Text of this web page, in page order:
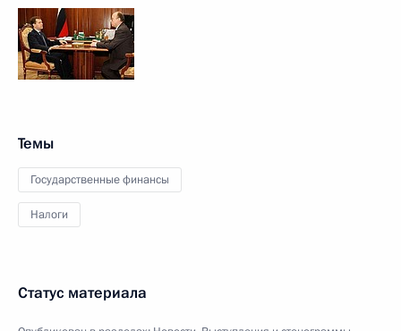
Темы
Государственные финансы
Налоги
Статус материала